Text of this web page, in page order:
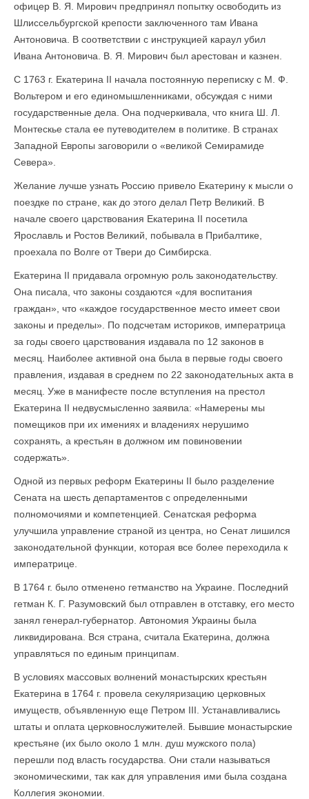
офицер В. Я. Мирович предпринял попытку освободить из
Шлиссельбургской крепости заключенного там Ивана
Антоновича. В соответствии с инструкцией караул убил
Ивана Антоновича. В. Я. Мирович был арестован и казнен.
С 1763 г. Екатерина II начала постоянную переписку с М. Ф.
Вольтером и его единомышленниками, обсуждая с ними
государственные дела. Она подчеркивала, что книга Ш. Л.
Монтескье стала ее путеводителем в политике. В странах
Западной Европы заговорили о «великой Семирамиде
Севера».
Желание лучше узнать Россию привело Екатерину к мысли о
поездке по стране, как до этого делал Петр Великий. В
начале своего царствования Екатерина II посетила
Ярославль и Ростов Великий, побывала в Прибалтике,
проехала по Волге от Твери до Симбирска.
Екатерина II придавала огромную роль законодательству.
Она писала, что законы создаются «для воспитания
граждан», что «каждое государственное место имеет свои
законы и пределы». По подсчетам историков, императрица
за годы своего царствования издавала по 12 законов в
месяц. Наиболее активной она была в первые годы своего
правления, издавая в среднем по 22 законодательных акта в
месяц. Уже в манифесте после вступления на престол
Екатерина II недвусмысленно заявила: «Намерены мы
помещиков при их имениях и владениях нерушимо
сохранять, а крестьян в должном им повиновении
содержать».
Одной из первых реформ Екатерины II было разделение
Сената на шесть департаментов с определенными
полномочиями и компетенцией. Сенатская реформа
улучшила управление страной из центра, но Сенат лишился
законодательной функции, которая все более переходила к
императрице.
В 1764 г. было отменено гетманство на Украине. Последний
гетман К. Г. Разумовский был отправлен в отставку, его место
занял генерал-губернатор. Автономия Украины была
ликвидирована. Вся страна, считала Екатерина, должна
управляться по единым принципам.
В условиях массовых волнений монастырских крестьян
Екатерина в 1764 г. провела секуляризацию церковных
имуществ, объявленную еще Петром III. Устанавливались
штаты и оплата церковнослужителей. Бывшие монастырские
крестьяне (их было около 1 млн. душ мужского пола)
перешли под власть государства. Они стали называться
экономическими, так как для управления ими была создана
Коллегия экономии.